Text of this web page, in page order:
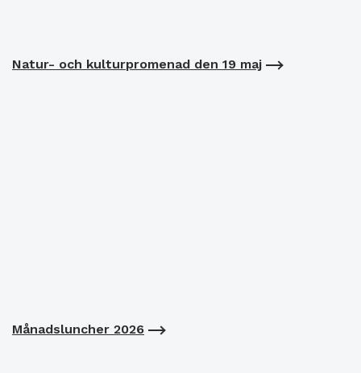
Natur- och kulturpromenad den 19 maj
Månadsluncher 2026